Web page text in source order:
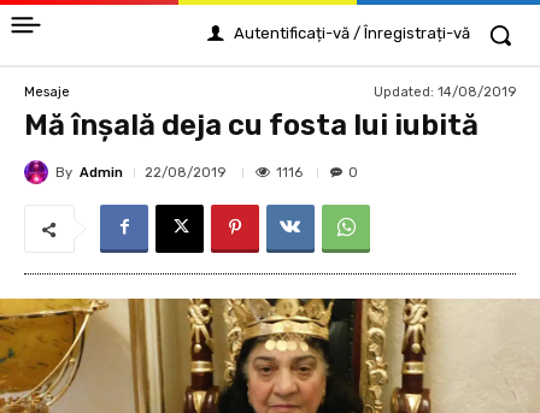
Autentificați-vă / Înregistrați-vă
Mesaje Updated: 14/08/2019
Mă înşală deja cu fosta lui iubită
By Admin 22/08/2019 1116 0